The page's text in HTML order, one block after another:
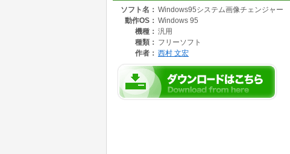
ソフト名： Windows95システム画像チェンジャー
動作OS： Windows 95
機種： 汎用
種類： フリーソフト
作者： 西村 文宏